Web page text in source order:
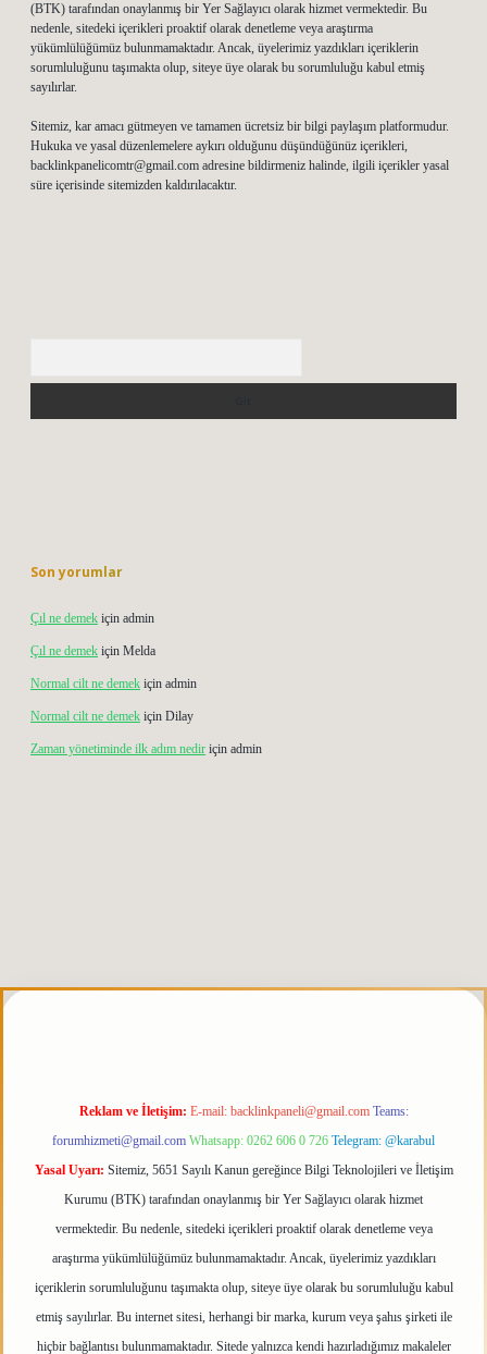
(BTK) tarafından onaylanmış bir Yer Sağlayıcı olarak hizmet vermektedir. Bu
nedenle, sitedeki içerikleri proaktif olarak denetleme veya araştırma
yükümlülüğümüz bulunmamaktadır. Ancak, üyelerimiz yazdıkları içeriklerin
sorumluluğunu taşımakta olup, siteye üye olarak bu sorumluluğu kabul etmiş
sayılırlar.
Sitemiz, kar amacı gütmeyen ve tamamen ücretsiz bir bilgi paylaşım platformudur.
Hukuka ve yasal düzenlemelere aykırı olduğunu düşündüğünüz içerikleri,
backlinkpanelicomtr@gmail.com adresine bildirmeniz halinde, ilgili içerikler yasal
süre içerisinde sitemizden kaldırılacaktır.
Son yorumlar
Çıl ne demek için admin
Çıl ne demek için Melda
Normal cilt ne demek için admin
Normal cilt ne demek için Dilay
Zaman yönetiminde ilk adım nedir için admin
Reklam ve İletişim: E-mail: backlinkpaneli@gmail.com Teams:
forumhizmeti@gmail.com Whatsapp: 0262 606 0 726 Telegram: @karabul
Yasal Uyarı: Sitemiz, 5651 Sayılı Kanun gereğince Bilgi Teknolojileri ve İletişim
Kurumu (BTK) tarafından onaylanmış bir Yer Sağlayıcı olarak hizmet
vermektedir. Bu nedenle, sitedeki içerikleri proaktif olarak denetleme veya
araştırma yükümlülüğümüz bulunmamaktadır. Ancak, üyelerimiz yazdıkları
içeriklerin sorumluluğunu taşımakta olup, siteye üye olarak bu sorumluluğu kabul
etmiş sayılırlar. Bu internet sitesi, herhangi bir marka, kurum veya şahıs şirketi ile
hiçbir bağlantısı bulunmamaktadır. Sitede yalnızca kendi hazırladığımız makaleler